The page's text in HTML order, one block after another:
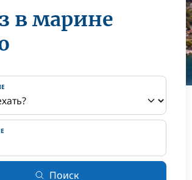
в марине
Поиск